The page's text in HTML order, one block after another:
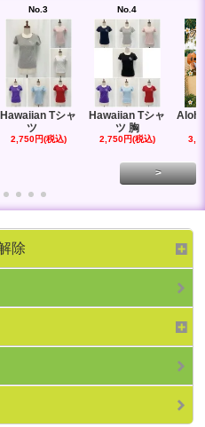
No.3
Hawaiian Tシャ
ツ
2,750円(税込)
No.4
Hawaiian Tシャ
ツ 胸
2,750円(税込)
>
除